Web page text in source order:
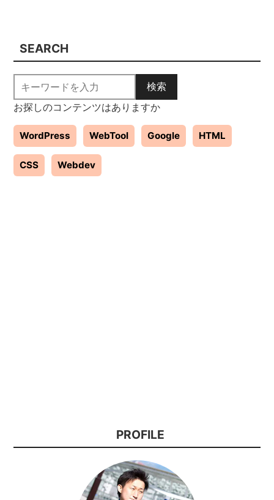
SEARCH
検索
お探しのコンテンツはありますか
WordPress WebTool Google HTML
CSS Webdev
PROFILE